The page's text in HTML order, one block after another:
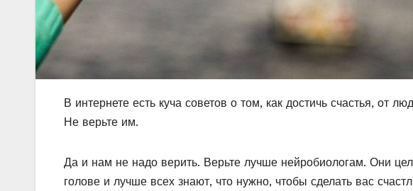
В интернете есть куча советов о том, как достичь счастья, от
Не верьте им.
Да и нам не надо верить. Верьте лучше нейробиологам. Они
голове и лучше всех знают, что нужно, чтобы сделать вас